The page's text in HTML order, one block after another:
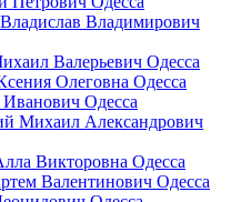
Владимирович
Валерьевич Одесса
Олеговна Одесса
Одесса
Михаил Александрович
Викторовна Одесса
Валентинович Одесса